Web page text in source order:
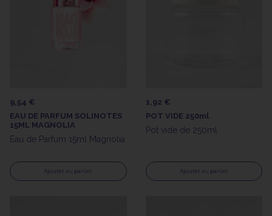
9,54 €
EAU DE PARFUM SOLINOTES
15ML MAGNOLIA
Eau de Parfum 15ml Magnolia
Ajouter au panier
1,92 €
POT VIDE 250ml
Pot vide de 250ml
Ajouter au panier